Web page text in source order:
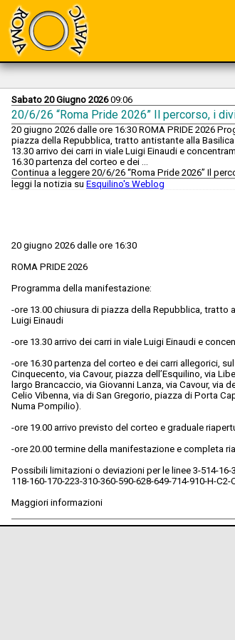
Sabato 20 Giugno 202609:06
20/6/26 “Roma Pride 2026” Il percorso, i
20 giugno 2026 dalle ore 16:30 ROMA PRIDE 2026
piazza della Repubblica, tratto antistante alla
13.30 arrivo dei carri in viale Luigi Einaudi e
16.30 partenza del corteo e dei …
Continua a leggere 20/6/26 “Roma Pride 2026” Il
leggi la notizia su Esquilino's Weblog
20 giugno 2026 dalle ore 16:30
ROMA PRIDE 2026
Programma della manifestazione:
-ore 13.00 chiusura di piazza della Repubblica, tratto
Luigi Einaudi
-ore 13.30 arrivo dei carri in viale Luigi Einaudi e
-ore 16.30 partenza del corteo e dei carri allegorici,
Cinquecento, via Cavour, piazza dell’Esquilino, via
largo Brancaccio, via Giovanni Lanza, via Cavour, via
Celio Vibenna, via di San Gregorio, piazza di Porta
Numa Pompilio).
-ore 19.00 arrivo previsto del corteo e graduale
-ore 20.00 termine della manifestazione e completa
Possibili limitazioni o deviazioni per le linee 3-514-16-
118-160-170-223-310-360-590-628-649-714-910-H-C2-
Maggiori informazioni